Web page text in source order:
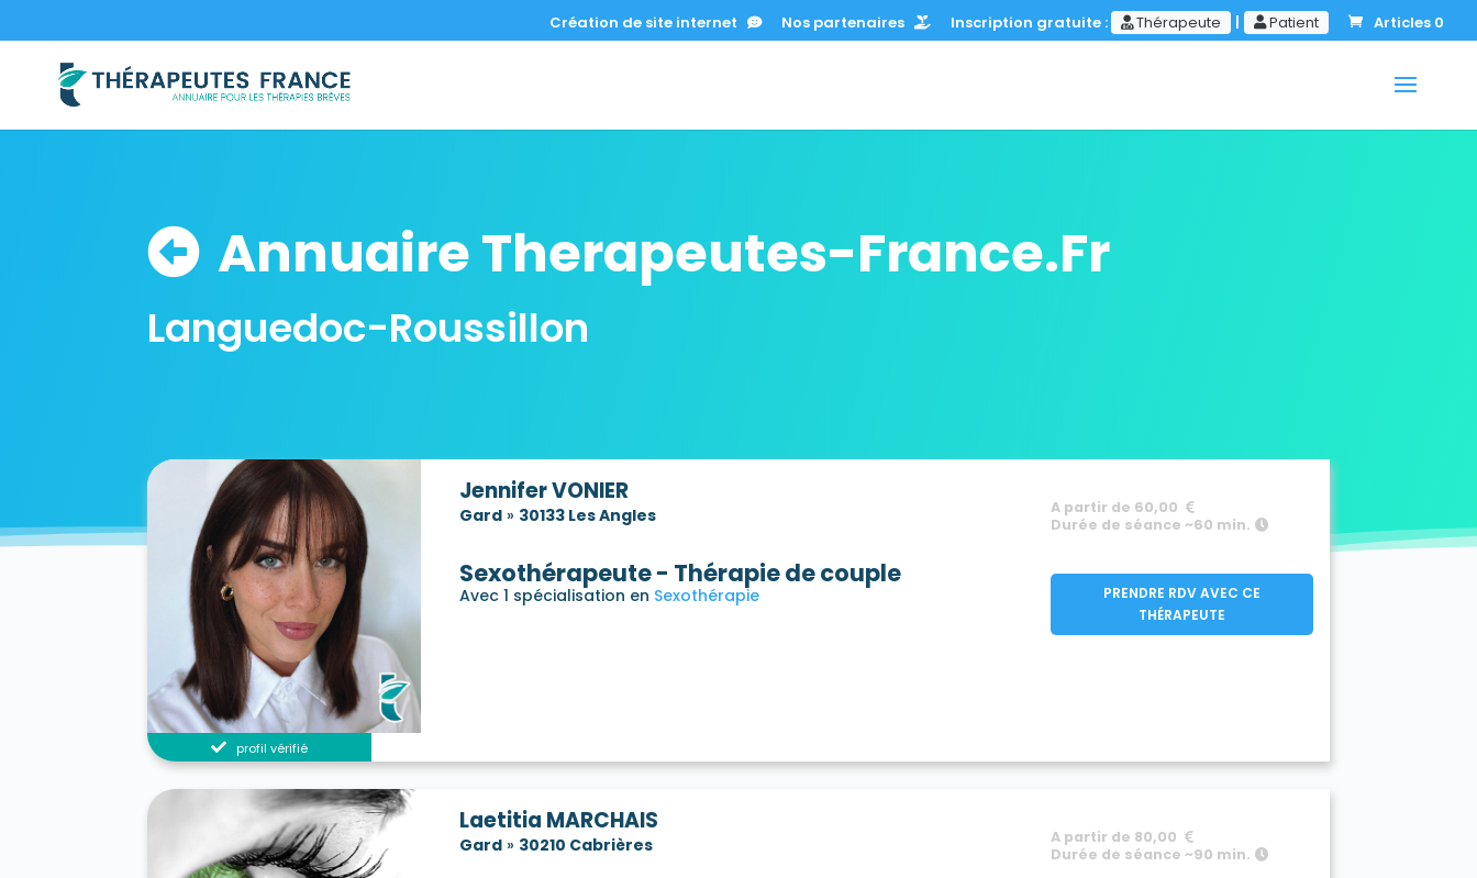
Création de site internet Nos partenaires Inscription gratuite : Thérapeute | Patient Articles 0
Annuaire Therapeutes-France.Fr
Languedoc-Roussillon
profil vérifié
Jennifer VONIER
Gard » 30133 Les Angles
Sexothérapeute - Thérapie de couple
Avec 1 spécialisation en Sexothérapie
A partir de 60,00
Durée de séance ~60 min.
PRENDRE RDV AVEC CE
THÉRAPEUTE
Laetitia MARCHAIS
Gard » 30210 Cabrières
A partir de 80,00
Durée de séance ~90 min.